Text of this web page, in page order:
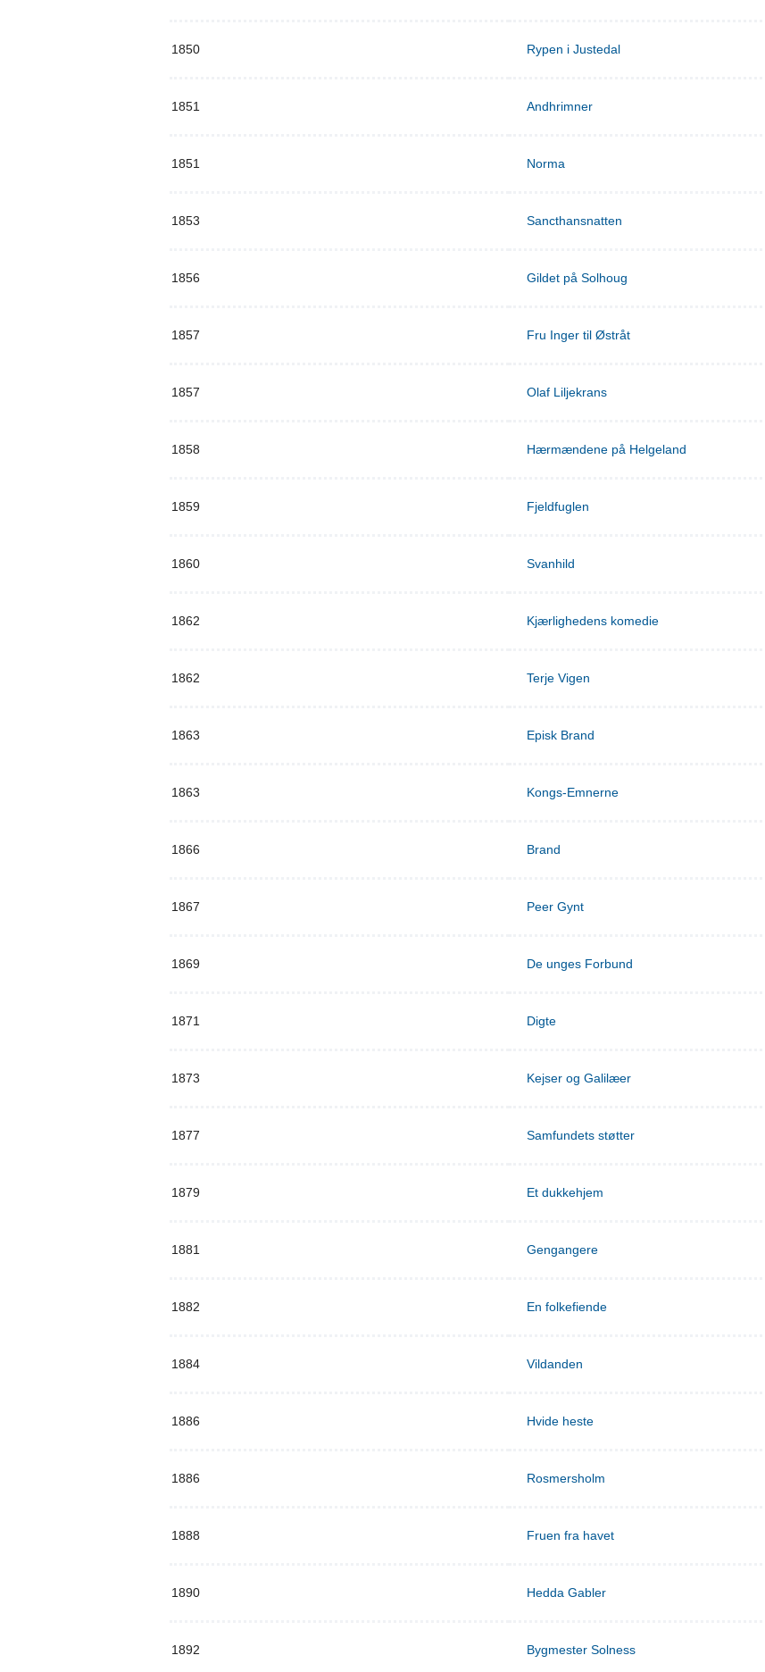
1850 Rypen i Justedal
1851 Andhrimner
1851 Norma
1853 Sancthansnatten
1856 Gildet på Solhoug
1857 Fru Inger til Østråt
1857 Olaf Liljekrans
1858 Hærmændene på Helgeland
1859 Fjeldfuglen
1860 Svanhild
1862 Kjærlighedens komedie
1862 Terje Vigen
1863 Episk Brand
1863 Kongs-Emnerne
1866 Brand
1867 Peer Gynt
1869 De unges Forbund
1871 Digte
1873 Kejser og Galilæer
1877 Samfundets støtter
1879 Et dukkehjem
1881 Gengangere
1882 En folkefiende
1884 Vildanden
1886 Hvide heste
1886 Rosmersholm
1888 Fruen fra havet
1890 Hedda Gabler
1892 Bygmester Solness